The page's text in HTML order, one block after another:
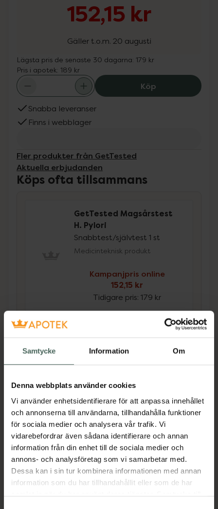
Samtycke Information Om
Denna webbplats använder cookies
Vi använder enhetsidentifierare för att anpassa innehållet
och annonserna till användarna, tillhandahålla funktioner
för sociala medier och analysera vår trafik. Vi
vidarebefordrar även sådana identifierare och annan
information från din enhet till de sociala medier och
annons- och analysföretag som vi samarbetar med.
Dessa kan i sin tur kombinera informationen med annan
information som du har tillhandahållit eller som de har
samlat in när du har använt deras tjänster. Samtycke till
152,15 kr
Gäller t.o.m. 20 augusti
Lägsta pris de senaste 30 dagarna: 179 kr
Pris i apotek: 189 kr
KöpGetTested
Snabba leveranser
Finns i webblager
Fler produkter från GetTested
Aktuella erbjudanden
Köps ofta tillsammans
GetTested Magsårstest
H. Pylori
Snabbtest/självtest 1 st
Medicinteknisk produkt
Kampanjpris online
152,15 kr
Tidigare pris:179 kr
Sköldkörteltest
Självtest 1 st
Kampanjpris online
152,15 kr
Tidigare pris: 179 kr
Köp båda för:304,30 kr
Köp båda
Beskrivning Dölj